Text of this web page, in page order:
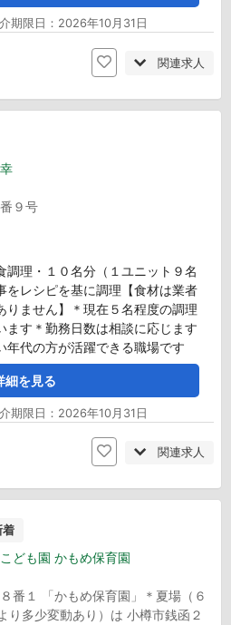
限日：2026年10月31日
関連求人
９号
調理・１０名分（１ユニット９名
をレシピを基に調理【食材は業者
りません】＊現在５名程度の調理
ます＊勤務日数は相談に応じます
年代の方が活躍できる職場です
細を見る
期限日：2026年10月31日
関連求人
着
ども園 かもめ保育園
番１ 「かもめ保育園」＊夏場（６
り多少変動あり）は 小樽市銭函２